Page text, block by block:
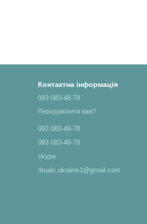
Контактна інформація
093 083-48-78
Передзвонити вам?
093 083-48-78
093 083-48-78
skype
rituals.ukraine1@gmail.com